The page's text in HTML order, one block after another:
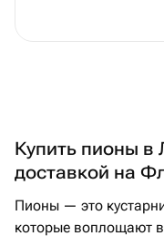
Купить пионы в
доставкой на
Пионы — это кустарники с
которые воплощают